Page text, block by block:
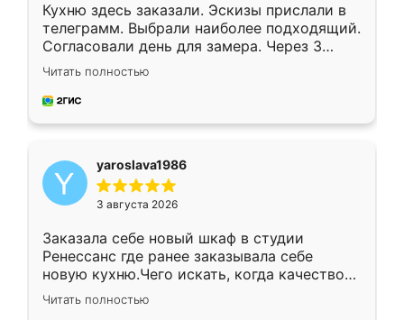
Кухню здесь заказали. Эскизы прислали в
телеграмм. Выбрали наиболее подходящий.
Согласовали день для замера. Через 3
недели кухня была уже готова. Остались
довольны работой. Спасибо Ренессанс
мебель за качественную работу!
Читать полностью
yaroslava1986
3 августа 2026
Заказала себе новый шкаф в студии
Ренессанс где ранее заказывала себе
новую кухню.Чего искать, когда качеством
вполне довольна. Служит кухня уже почти
два года, нареканий нет.
Читать полностью